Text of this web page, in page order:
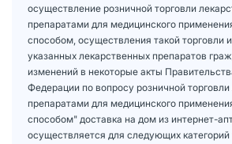
осуществление розничной торговли
препаратами для медицинского
способом, осуществления такой торговли
указанных лекарственных препаратов
изменений в некоторые акты
Федерации по вопросу розничной
препаратами для медицинского
способом" доставка на дом из интернет-
осуществляется для следующих категорий